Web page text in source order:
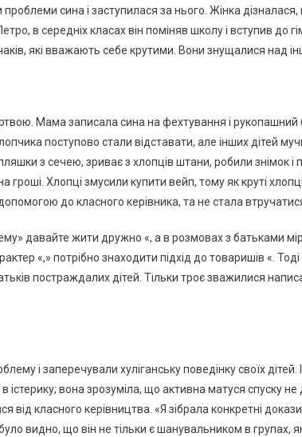
сина і заступилася за нього. Жінка
в середніх класах він поміняв школу і вступив до
які вважають себе крутими. Вони знущалися над
Мама записала сина на фехтування і рукопашний
поступово стали відставати, але інших дітей
з сечею, зриває з хлопців штани, робили знімок і
гроші. Хлопці змусили купити вейп, тому як круті
до класного керівника, та не стала
давайте жити дружно «, а в розмовах з батьками
«,» потрібно знаходити підхід до товаришів «.
постраждалих дітей. Тільки троє зважилися
і заперечували хуліганську поведінку своїх дітей.
істерику; вона зрозуміла, що активна матуся спуску не
від класного керівництва. «Я зібрала конкретні докази:
видно, що він не тільки є шанувальником в групах,